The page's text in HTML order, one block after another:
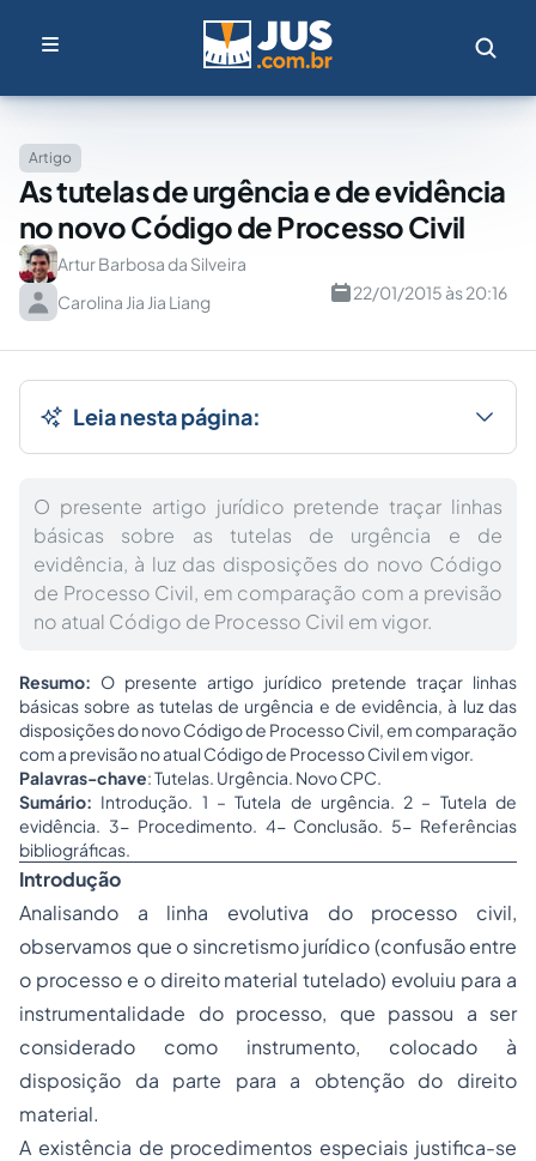
Artigo
As tutelas de urgência e de evidência
no novo Código de Processo Civil
Artur Barbosa da Silveira
Carolina Jia Jia Liang
22/01/2015 às 20:16
Leia nesta página:
O presente artigo jurídico pretende traçar linhas
básicas sobre as tutelas de urgência e de
evidência, à luz das disposições do novo Código
de Processo Civil, em comparação com a previsão
no atual Código de Processo Civil em vigor.
Resumo: O presente artigo jurídico pretende traçar linhas
básicas sobre as tutelas de urgência e de evidência, à luz das
disposições do novo Código de ProcessoCivil, em comparação
com a previsão no atual Código de Processo Civil em vigor.
Palavras-chave: Tutelas. Urgência. Novo CPC.
Sumário: Introdução. 1 – Tutela de urgência. 2 – Tutela de
evidência. 3- Procedimento. 4- Conclusão. 5- Referências
bibliográficas.
Introdução
Analisando a linha evolutiva do processo civil,
observamos que o sincretismo jurídico (confusão entre
o processo e o direito material tutelado) evoluiu para a
instrumentalidade do processo, que passou a ser
considerado como instrumento, colocado à
disposição da parte para a obtenção do direito
material.
A existência de procedimentos especiais justifica-se